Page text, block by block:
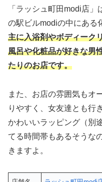
「ラッシュ町田modi店
の駅ビルmodiの中にある
主に入浴剤やボディーク
風呂や化粧品が好きな男
たりのお店です。
また、お店の雰囲気もオ
りやすく、女友達とも行
かわいいラッピング（別
てる時間帯もあるそうな
きますよ。